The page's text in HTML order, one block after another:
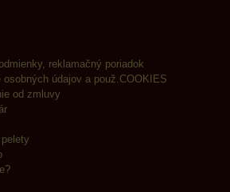
reklamačný poriadok
osobných údajov a použ.COOKIES
od zmluvy